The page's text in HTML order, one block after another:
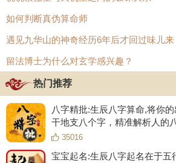
水太少了，也不生木了，毛毛雨解不了大干
这说明了什么呢？
每一个“关系定理”，都是建立在其特定前
变了，结果也就变了。
我们举这个例子的前提其实还有一个，那
有生命的树木。
如果我是一段枯木呢？或者说我是一条船？
如何判断真伪算命师
遇见九华山的神奇经历6年后才回过味儿来
留法博士为什么对玄学感兴趣？
热门推荐
八字精批:生辰八字算命,将你
干地支八个字，精准解析人的
五行强弱、婚姻爱情、事业财
35016
宝宝起名:生辰八字起名在于五